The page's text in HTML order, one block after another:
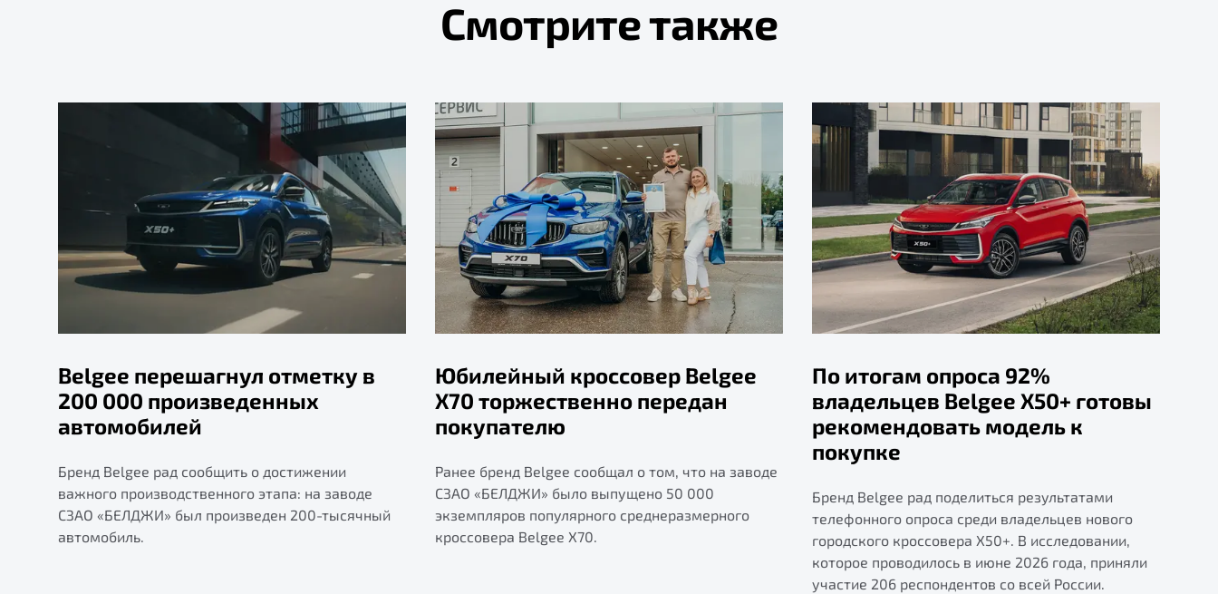
Смотрите также
Belgee перешагнул отметку в
200 000 произведенных
автомобилей
Бренд Belgee рад сообщить о достижении
важного производственного этапа: на заводе
СЗАО «БЕЛДЖИ» был произведен 200-тысячный
автомобиль.
Юбилейный кроссовер Belgee
X70 торжественно передан
покупателю
Ранее бренд Belgee сообщал о том, что на заводе
СЗАО «БЕЛДЖИ» было выпущено 50 000
экземпляров популярного среднеразмерного
кроссовера Belgee X70.
По итогам опроса 92%
владельцев Belgee X50+ готовы
рекомендовать модель к
покупке
Бренд Belgee рад поделиться результатами
телефонного опроса среди владельцев нового
городского кроссовера X50+. В исследовании,
которое проводилось в июне 2026 года, приняли
участие 206 респондентов со всей России.